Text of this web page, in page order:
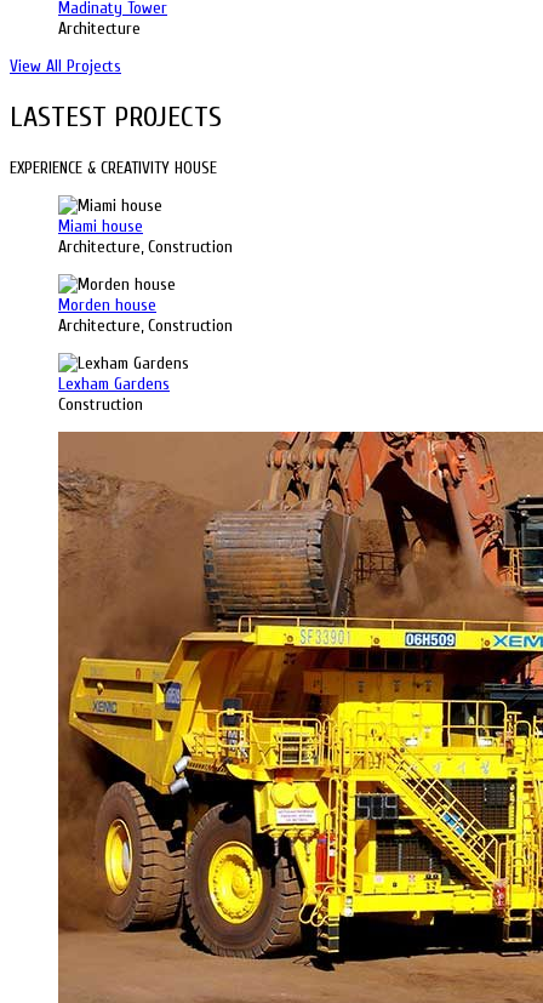
Madinaty Tower
Architecture
View All Projects
LASTEST PROJECTS
EXPERIENCE & CREATIVITY HOUSE
Miami house
Architecture, Construction
Morden house
Architecture, Construction
Lexham Gardens
Construction